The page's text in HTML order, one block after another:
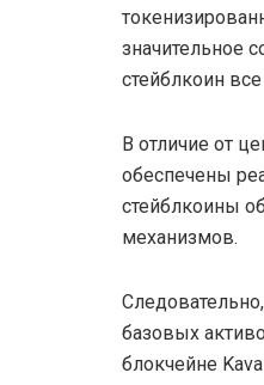
значительное
стейблкоин
В отличие от
обеспечены
стейблкоины
механизмов.
базовых
блокчейне